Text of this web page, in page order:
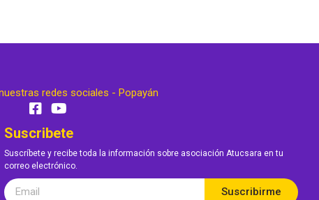
redes sociales - Popayán
Suscribete
Suscríbete y recibe toda la información sobre asociación Atucsara en tu
correo electrónico.
Suscribirme